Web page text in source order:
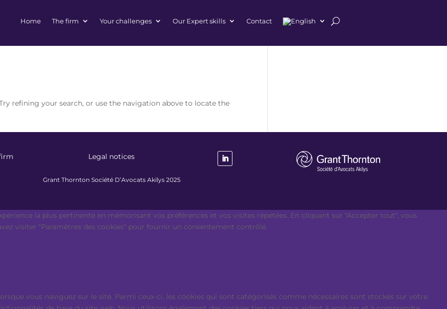
Home The firm Your challenges Our Expert skills Contact
refining your search, or use the navigation above to locate the
Legal notices
Grant Thornton Société D’Avocats Akilys 2025
la plus pertinente en mémorisant vos préférences et vos visites répétées. En cliquant sur "Accepter tout", vous
visiter "Paramètres des cookies" pour fournir un consentement contrôlé.
vous naviguez sur le site. Parmi ceux-ci, les cookies qui sont catégorisés comme nécessaires sont stockés sur votre